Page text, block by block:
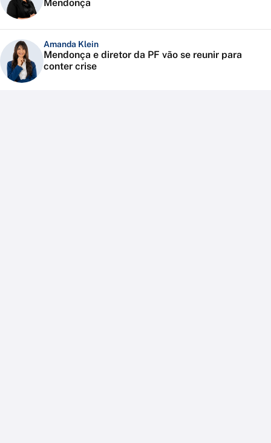
Mendonça
Amanda Klein
Mendonça e diretor da PF vão se reunir para
conter crise